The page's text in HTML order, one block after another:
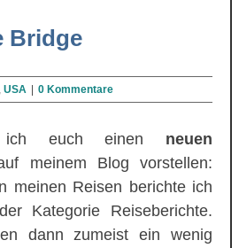
Bridge
USA | 0 Kommentare
ich euch einen neuen
meinem Blog vorstellen:
meinen Reisen berichte ich
Kategorie Reiseberichte.
dann zumeist ein wenig